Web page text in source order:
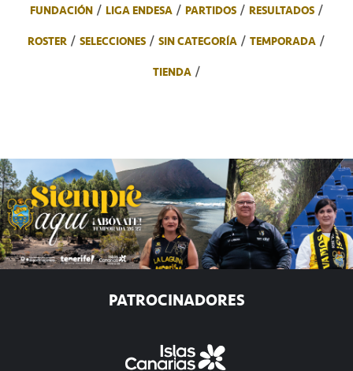
FUNDACIÓN
LIGA ENDESA PARTIDOS
RESULTADOS
ROSTER
SELECCIONES SIN CATEGORÍA
TEMPORADA
TIENDA
PATROCINADORES